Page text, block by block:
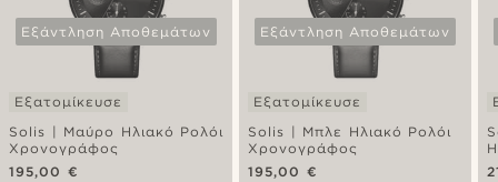
Εξάντληση Αποθεμάτων
Solis | Μαύρο Ηλιακό Ρολόι
Χρονογράφος
Εξατομίκευσε
195,00 €
Εξάντληση Αποθεμάτων
Solis | Μπλε Ηλιακό Ρολόι
Χρονογράφος
Εξατομίκευσε
195,00 €